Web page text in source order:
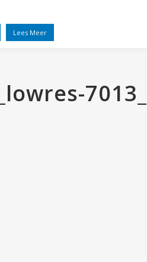
Lees Meer